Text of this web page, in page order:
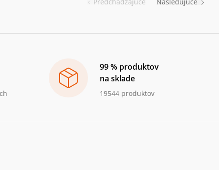
99 % produktov
na sklade
19544 produktov